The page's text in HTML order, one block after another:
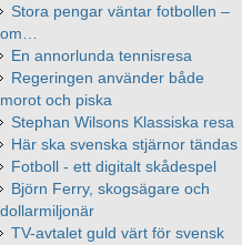
Stora pengar väntar fotbollen –
om…
En annorlunda tennisresa
Regeringen använder både
morot och piska
Stephan Wilsons Klassiska resa
Här ska svenska stjärnor tändas
Fotboll - ett digitalt skådespel
Björn Ferry, skogsägare och
dollarmiljonär
TV-avtalet guld värt för svensk